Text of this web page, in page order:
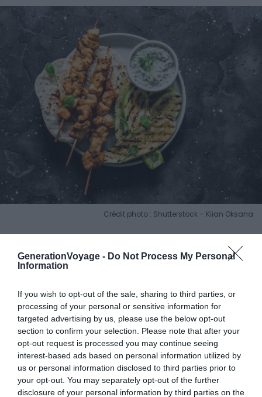
GenerationVoyage - Do Not Process My Personal
Information
If you wish to opt-out of the sale, sharing to third parties, or
processing of your personal or sensitive information for
targeted advertising by us, please use the below opt-out
section to confirm your selection. Please note that after your
opt-out request is processed you may continue seeing
interest-based ads based on personal information utilized by
us or personal information disclosed to third parties prior to
your opt-out. You may separately opt-out of the further
disclosure of your personal information by third parties on the
Crédit photo : Shutterstock – Kiian Oksana
Crète. Après avoir longuement mariné, la viande de porc
ou d’agneau est passée au gril puis montée en
d’une salade, de pommes de terre ou d’un bontzatziki
10. Les keftedes